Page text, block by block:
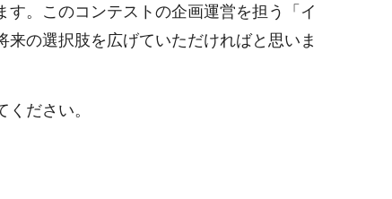
。このコンテストの企画運営を担う「イ
の選択肢を広げていただければと思いま
ださい。